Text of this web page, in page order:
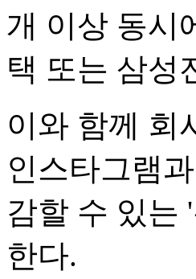
개 이상 동시
택 또는 삼성
이와 함께 회
인스타그램
감할 수 있는
한다.